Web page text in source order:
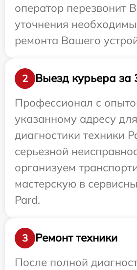
оператор перезвонит
уточнения
ремонта Вашего
2
Выезд курьера за
Профессионал с
указанному адресу для
диагностики техники
серьезной
организуем
мастерскую в
Pard.
3
Ремонт техники
После полной